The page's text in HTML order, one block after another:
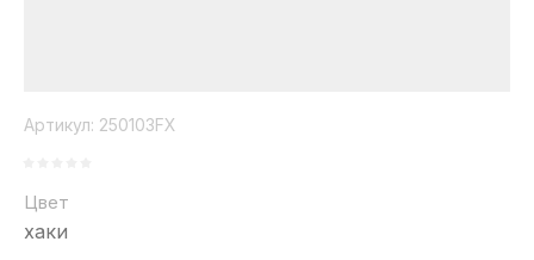
Артикул: 250103FX
Цвет
хаки